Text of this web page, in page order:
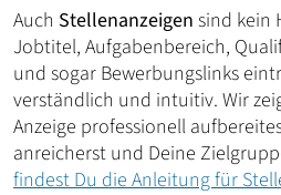
Auch Stellenanzeigen sind kein
Jobtitel, Aufgabenbereich,
und sogar Bewerbungslinks
verständlich und intuitiv. Wir
Anzeige professionell
anreicherst und Deine
findest Du die Anleitung für